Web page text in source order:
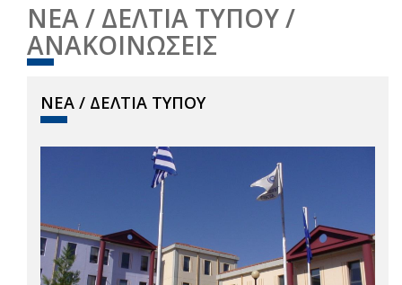
ΝΕΑ / ΔΕΛΤΙΑ ΤΥΠΟΥ /
ΑΝΑΚΟΙΝΩΣΕΙΣ
ΝΕΑ / ΔΕΛΤΙΑ ΤΥΠΟΥ